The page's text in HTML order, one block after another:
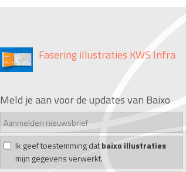
Infographics gemeente
Hardinxveld
Meld je aan voor de updates van Baixo
Ik geef toestemming datbaixo illustraties
mijn gegevens verwerkt.